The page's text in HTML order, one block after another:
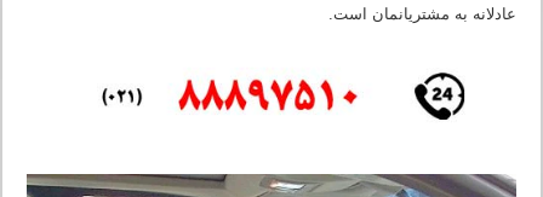
عادلانه به مشتریانمان است.